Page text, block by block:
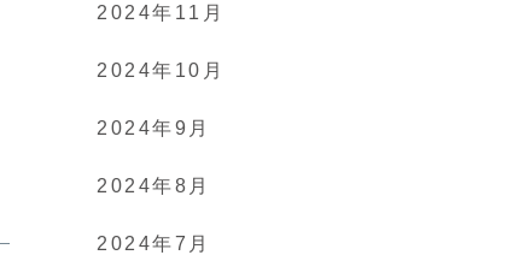
2024年11月
2024年10月
2024年9月
2024年8月
2024年7月